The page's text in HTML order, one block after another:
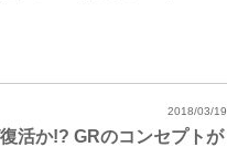
活か!? GRのコンセプトが
2018/03/19